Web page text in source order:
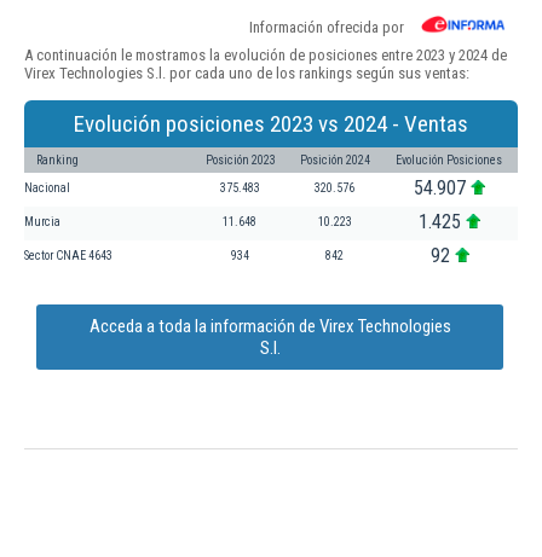
Información ofrecida por
A continuación le mostramos la evolución de posiciones entre 2023 y 2024 de
Virex Technologies S.l. por cada uno de los rankings según sus ventas:
Evolución posiciones 2023 vs 2024 - Ventas
Ranking Posición 2023 Posición 2024 Evolución Posiciones
Nacional 375.483 320.576 54.907
Murcia 11.648 10.223 1.425
Sector CNAE 4643 934 842 92
Acceda a toda la información de Virex Technologies
S.l.